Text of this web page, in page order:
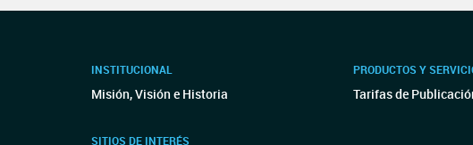
INSTITUCIONAL
Misión, Visión e Historia
SITIOS DE INTERÉS
PRODUCTOS Y
Tarifas de